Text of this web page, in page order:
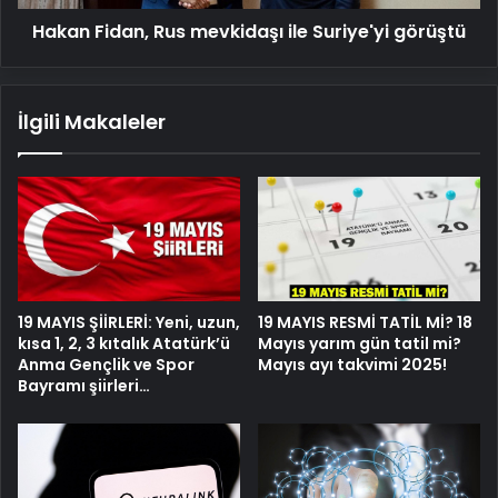
Hakan Fidan, Rus mevkidaşı ile Suriye'yi görüştü
İlgili Makaleler
19 MAYIS ŞİİRLERİ: Yeni, uzun,
kısa 1, 2, 3 kıtalık Atatürk’ü
Anma Gençlik ve Spor
Bayramı şiirleri…
19 MAYIS RESMİ TATİL Mİ? 18
Mayıs yarım gün tatil mi?
Mayıs ayı takvimi 2025!